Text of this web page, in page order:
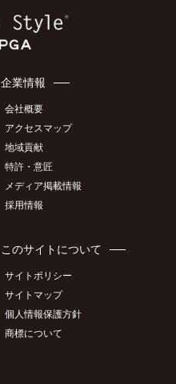
企業情報
会社概要
アクセスマップ
地域貢献
特許・意匠
メディア掲載情報
採用情報
このサイトについて
サイトポリシー
サイトマップ
個人情報保護方針
商標について